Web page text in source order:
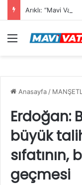
Arıklı: “Mavi
Menü
Anasayfa /
Erdoğan:
büyük
sıfatının,
geçmesi